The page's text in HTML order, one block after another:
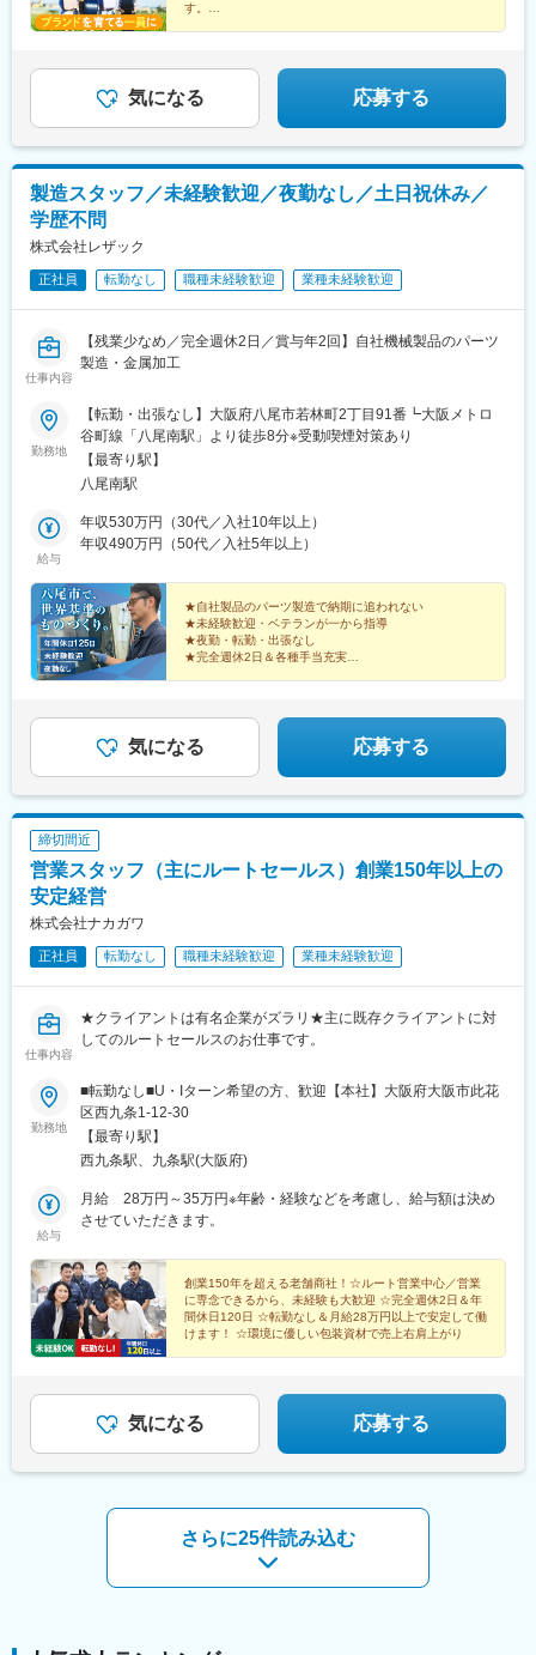
す。
●残業月5時間以下
●在宅×出社のハイブリット勤務
気になる 応募する
製造スタッフ／未経験歓迎／夜勤なし／土日祝休み／
学歴不問
株式会社レザック
正社員 転勤なし 職種未経験歓迎 業種未経験歓迎
仕事内容
【残業少なめ／完全週休2日／賞与年2回】自社機械製品のパーツ
製造・金属加工
勤務地
【転勤・出張なし】大阪府八尾市若林町2丁目91番┗大阪メトロ
谷町線「八尾南駅」より徒歩8分※受動喫煙対策あり
【最寄り駅】
八尾南駅
給与
年収530万円（30代／入社10年以上）
年収490万円（50代／入社5年以上）
★自社製品のパーツ製造で納期に追われない
★未経験歓迎・ベテランが一から指導
★夜勤・転勤・出張なし
★完全週休2日＆各種手当充実
未経験から一生モノの技術を身につけませんか？
気になる 応募する
締切間近
営業スタッフ（主にルートセールス）創業150年以上の
安定経営
株式会社ナカガワ
正社員 転勤なし 職種未経験歓迎 業種未経験歓迎
仕事内容
★クライアントは有名企業がズラリ★主に既存クライアントに対
してのルートセールスのお仕事です。
勤務地
■転勤なし■U・Iターン希望の方、歓迎【本社】大阪府大阪市此花
区西九条1-12-30
【最寄り駅】
西九条駅、九条駅(大阪府)
給与
月給 28万円～35万円※年齢・経験などを考慮し、給与額は決め
させていただきます。
創業150年を超える老舗商社！☆ルート営業中心／営業
に専念できるから、未経験も大歓迎 ☆完全週休2日＆年
間休日120日 ☆転勤なし＆月給28万円以上で安定して働
けます！ ☆環境に優しい包装資材で売上右肩上がり
気になる 応募する
さらに25件読み込む